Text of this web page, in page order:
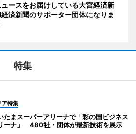
ースをお届けしている大宮経済新
済新聞のサポーター団体になりま
特集
ア特集
たまスーパーアリーナで「彩の国ビジネス
ーナ」 480社・団体が最新技術を展示